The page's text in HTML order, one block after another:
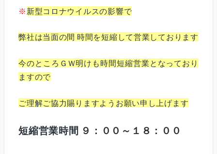
※ 新型コロナウイルスの影響で
弊社は当面の間 時間を短縮して営業しております
今のところＧＷ明けも時間短縮営業となっており
ますので
ご理解ご協力賜りますようお願い申し上げます
短縮営業時間 ９：００～１８：００